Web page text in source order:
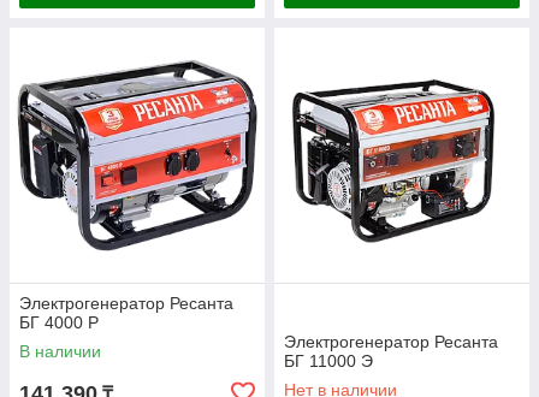
Электрогенератор Ресанта
БГ 4000 Р
В наличии
Электрогенератор Ресанта
БГ 11000 Э
Нет в наличии